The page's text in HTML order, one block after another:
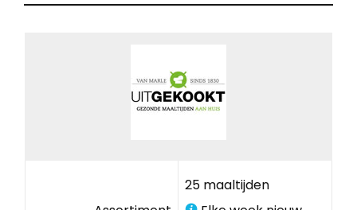
25 maaltijden